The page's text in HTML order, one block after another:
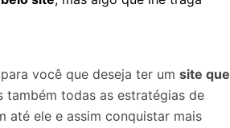
você que deseja ter um site que
também todas as estratégias de
até ele e assim conquistar mais